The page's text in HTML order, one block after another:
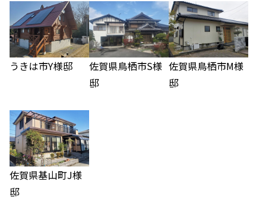
うきは市Y様邸
佐賀県鳥栖市S様
邸
佐賀県鳥栖市M様
邸
佐賀県基山町J様
邸